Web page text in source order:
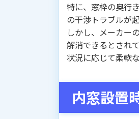
特に、窓枠の奥行
の干渉トラブルが
しかし、メーカー
解消できるとされて
状況に応じて柔軟
内窓設置